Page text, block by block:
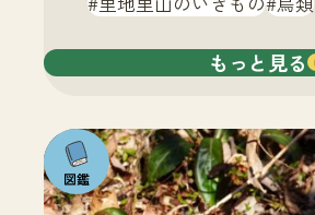
もっと見る
注目の
いきも
の